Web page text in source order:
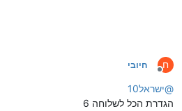
ח
מנותק
חיובי
@ישראל10
הגדרת הכל לשלוחה 6